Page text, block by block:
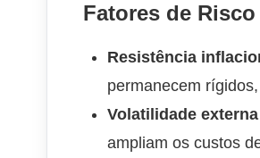
Fatores de
Resistência
permanecem
Volatilidade
ampliam os custos